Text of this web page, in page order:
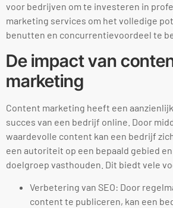
voor bedrijven om te investeren in
marketing services om het volledige
benutten en concurrentievoordeel te
De impact van
marketing
Content marketing heeft een
succes van een bedrijf online. Door
waardevolle content kan een bedrijf
een autoriteit op een bepaald gebied
doelgroep vasthouden. Dit biedt vele
Verbetering van SEO: Door
content te publiceren, kan een